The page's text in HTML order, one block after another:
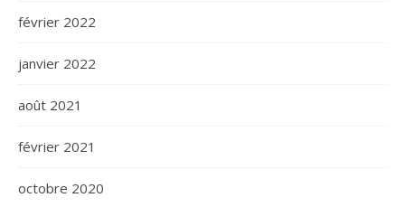
février 2022
janvier 2022
août 2021
février 2021
octobre 2020